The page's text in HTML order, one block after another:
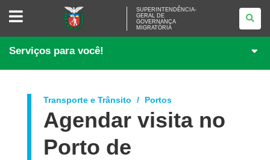
SUPERINTENDÊNCIA-
GOVERNANÇA
SUPERINTENDÊNCIA-
GERAL DE
GOVERNANÇA
MIGRATÓRIA
Serviços para você!
Transporte e Trânsito Portos
Agendar visita no
Porto de